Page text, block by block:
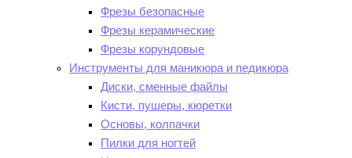
Фрезы безопасные
Фрезы керамические
Фрезы корундовые
Инструменты для маникюра и педикюра
Диски, сменные файлы
Кисти, пушеры, кюретки
Основы, колпачки
Пилки для ногтей